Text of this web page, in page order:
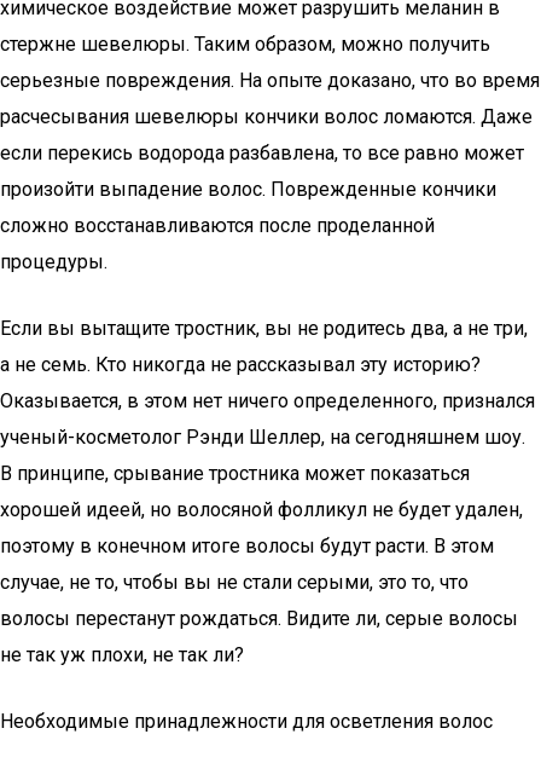
химическое воздействие может разрушить меланин в
стержне шевелюры. Таким образом, можно получить
серьезные повреждения. На опыте доказано, что во время
расчесывания шевелюры кончики волос ломаются. Даже
если перекись водорода разбавлена, то все равно может
произойти выпадение волос. Поврежденные кончики
сложно восстанавливаются после проделанной
процедуры.
Если вы вытащите тростник, вы не родитесь два, а не три,
а не семь. Кто никогда не рассказывал эту историю?
Оказывается, в этом нет ничего определенного, признался
ученый-косметолог Рэнди Шеллер, на сегодняшнем шоу.
В принципе, срывание тростника может показаться
хорошей идеей, но волосяной фолликул не будет удален,
поэтому в конечном итоге волосы будут расти. В этом
случае, не то, чтобы вы не стали серыми, это то, что
волосы перестанут рождаться. Видите ли, серые волосы
не так уж плохи, не так ли?
Необходимые принадлежности для осветления волос